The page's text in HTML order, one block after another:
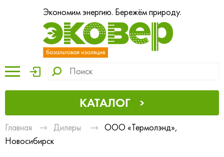
Экономим энергию. Бережём природу.
КАТАЛОГ
Главная Дилеры
ООО «Термолэнд»,
Новосибирск